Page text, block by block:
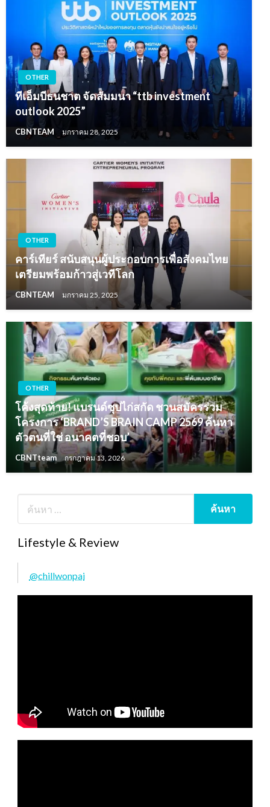
OTHER
ทีเอ็มบีธนชาต จัดสัมมนา “ttb investment
outlook 2025”
CBNTEAM มกราคม 28, 2025
OTHER
คาร์เทียร์ สนับสนุนผู้ประกอบการเพื่อสังคมไทย
เตรียมพร้อมก้าวสู่เวทีโลก
CBNTEAM มกราคม 25, 2025
OTHER
โค้งสุดท้าย! แบรนด์ซุปไก่สกัด ชวนสมัครร่วม
โครงการ ‘BRAND’S BRAIN CAMP 2569 ค้นหา
ตัวตนที่ใช่ อนาคตที่ชอบ’
CBNTteam กรกฎาคม 13, 2026
Lifestyle & Review
@chillwonpai